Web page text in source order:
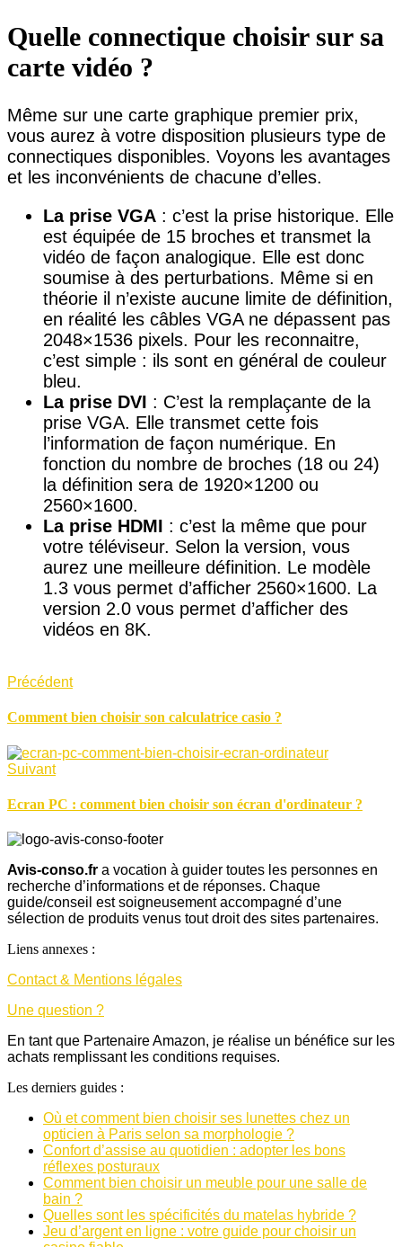
Quelle connectique choisir sur sa
carte vidéo ?
Même sur une carte graphique premier prix,
vous aurez à votre disposition plusieurs type de
connectiques disponibles. Voyons les avantages
et les inconvénients de chacune d’elles.
La prise VGA : c’est la prise historique. Elle
est équipée de 15 broches et transmet la
vidéo de façon analogique. Elle est donc
soumise à des perturbations. Même si en
théorie il n’existe aucune limite de définition,
en réalité les câbles VGA ne dépassent pas
2048×1536 pixels. Pour les reconnaitre,
c’est simple : ils sont en général de couleur
bleu.
La prise DVI : C’est la remplaçante de la
prise VGA. Elle transmet cette fois
l’information de façon numérique. En
fonction du nombre de broches (18 ou 24)
la définition sera de 1920×1200 ou
2560×1600.
La prise HDMI : c’est la même que pour
votre téléviseur. Selon la version, vous
aurez une meilleure définition. Le modèle
1.3 vous permet d’afficher 2560×1600. La
version 2.0 vous permet d’afficher des
vidéos en 8K.
Précédent
Comment bien choisir son calculatrice casio ?
Suivant
Ecran PC : comment bien choisir son écran d'ordinateur ?
Avis-conso.fr a vocation à guider toutes les personnes en
recherche d’informations et de réponses. Chaque
guide/conseil est soigneusement accompagné d’une
sélection de produits venus tout droit des sites partenaires.
Liens annexes :
Contact & Mentions légales
Une question ?
En tant que Partenaire Amazon, je réalise un bénéfice sur les
achats remplissant les conditions requises.
Les derniers guides :
Où et comment bien choisir ses lunettes chez un
opticien à Paris selon sa morphologie ?
Confort d’assise au quotidien : adopter les bons
réflexes posturaux
Comment bien choisir un meuble pour une salle de
bain ?
Quelles sont les spécificités du matelas hybride ?
Jeu d’argent en ligne : votre guide pour choisir un